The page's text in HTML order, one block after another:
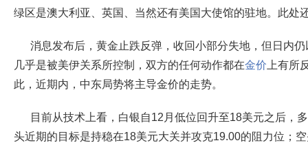
绿区是澳大利亚、英国、当然还有美国大使馆的驻地。此处
消息发布后，黄金止跌反弹，收回小部分失地，但日内
几乎是被美伊关系所控制，双方的任何动作都在金价 上有所
此，近期内，中东局势将主导金价的走势。
目前从技术上看，白银自12月低位回升至18美元之后，
头近期的目标是持稳在18美元大关并攻克19.00的阻力位；